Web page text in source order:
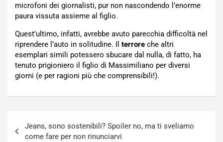
microfoni dei giornalisti, pur non nascondendo l’enorme
paura vissuta assieme al figlio.
Quest’ultimo, infatti, avrebbe avuto parecchia difficoltà nel
riprendere l’auto in solitudine. Il terrore che altri
esemplari simili potessero sbucare dal nulla, di fatto, ha
tenuto prigioniero il figlio di Massimiliano per diversi
giorni (e per ragioni più che comprensibili!).
articoli
Jeans, sono sostenibili? Spoiler no, ma ti sveliamo
come fare per non rinunciarvi